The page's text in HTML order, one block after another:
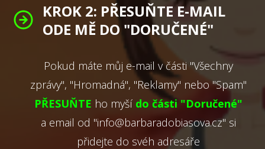
KROK 2: PŘESUŇTE E-MAIL
ODE MĚ DO "DORUČENÉ"
Pokud máte můj e-mail v části "Všechny
zprávy", "Hromadná", "Reklamy" nebo "Spam"
PŘESUŇTE ho myší do části "Doručené"
a email od "info@barbaradobiasova.cz" si
přidejte do svéh adresáře